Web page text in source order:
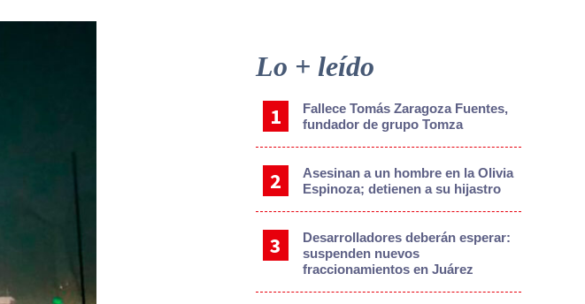
Sidebar
Lo + leído
Fallece Tomás Zaragoza Fuentes,
fundador de grupo Tomza
Asesinan a un hombre en la Olivia
Espinoza; detienen a su hijastro
Desarrolladores deberán esperar:
suspenden nuevos
fraccionamientos en Juárez